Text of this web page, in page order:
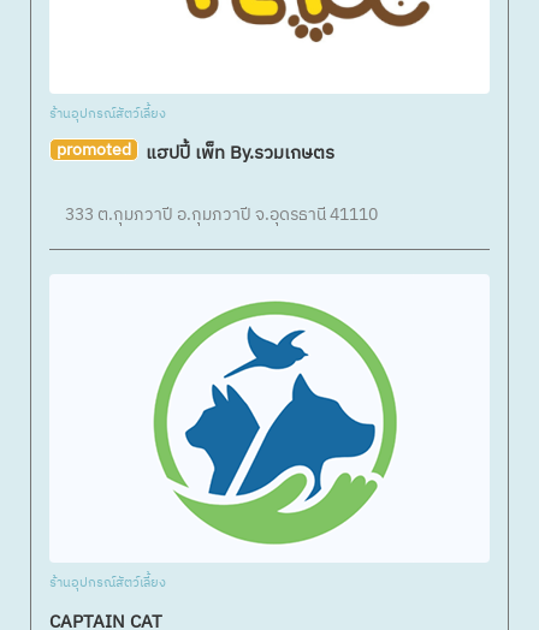
ร้านอุปกรณ์สัตว์เลี้ยง
promoted แฮปปี้ เพ็ท By.รวมเกษตร
333 ต.กุมภวาปี อ.กุมภวาปี จ.อุดรธานี 41110
ร้านอุปกรณ์สัตว์เลี้ยง
CAPTAIN CAT